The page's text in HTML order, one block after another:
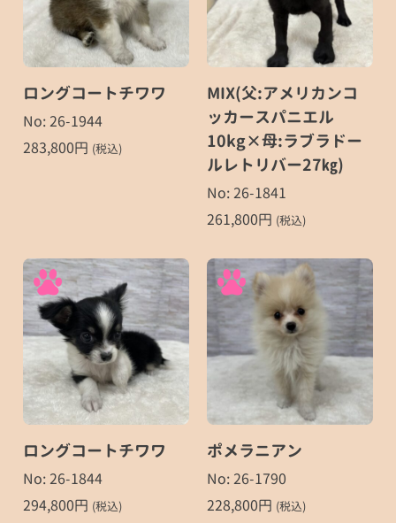
ロングコートチワワ
No: 26-1944
283,800円 (税込)
MIX(父:アメリカンコ
ッカースパニエル
10kg×母:ラブラドー
ルレトリバー27㎏)
No: 26-1841
261,800円 (税込)
ロングコートチワワ
No: 26-1844
294,800円 (税込)
ポメラニアン
No: 26-1790
228,800円 (税込)